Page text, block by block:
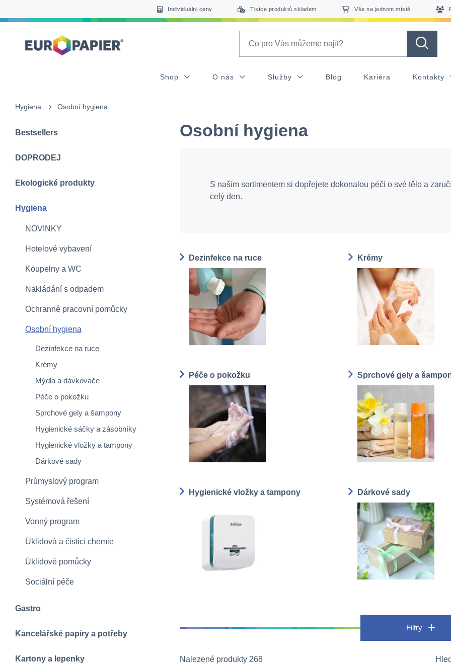
Individuálni ceny Tisíce produktů skladem Vše na jednom místě
Shop O nás Služby Blog Kariéra Kontakty
Hygiena Osobní hygiena
Bestsellers
DOPRODEJ
Ekologické produkty
Hygiena
NOVINKY
Hotelové vybavení
Koupelny a WC
Nakládání s odpadem
Ochranné pracovní pomůcky
Osobní hygiena
Dezinfekce na ruce
Krémy
Mýdla a dávkovače
Péče o pokožku
Sprchové gely a šampony
Hygienické sáčky a zásobníky
Hygienické vložky a tampony
Dárkové sady
Průmyslový program
Systémová řešení
Vonný program
Úklidová a čisticí chemie
Úklidové pomůcky
Sociální péče
Gastro
Kancelářské papíry a potřeby
Kartony a lepenky
Osobní hygiena
S naším sortimentem si dopřejete dokonalou péči o své tělo a
celý den.
Dezinfekce na ruce Krémy
Péče o pokožku Sprchové gely a
Hygienické vložky a tampony Dárkové sady
Filtry
Nalezené produkty 268